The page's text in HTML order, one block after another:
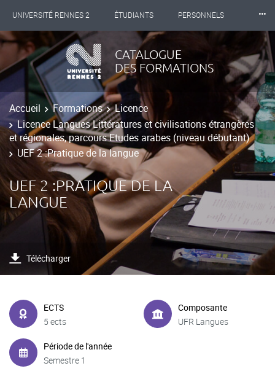
UNIVERSITÉ RENNES 2 ÉTUDIANTS PERSONNELS
INTERNATIONAL PROFESSIONNELS BIBLIOTHÈQUES
LES NOUVELLES DE RENNES 2
⸱⸱⸱
CATALOGUE
DES FORMATIONS
Accueil Formations
Licence
Licence Langues Littératures et civilisations étrangères
et régionales, parcours Etudes arabes (niveau débutant)
UEF 2 :Pratique de la langue
UEF 2 :PRATIQUE DE LA
LANGUE
Télécharger
ECTS
5 ects
Composante
UFR Langues
Période de l'année
Semestre 1